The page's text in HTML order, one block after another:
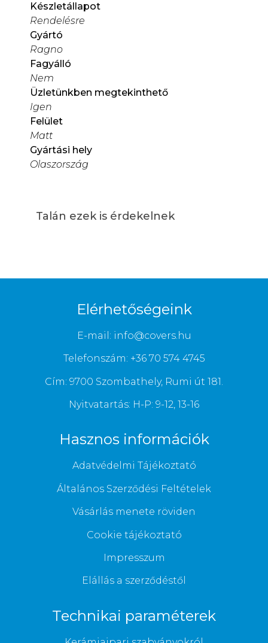
Készletállapot
Rendelésre
Gyártó
Ragno
Fagyálló
Nem
Üzletünkben megtekinthető
Igen
Felület
Matt
Gyártási hely
Olaszország
Talán ezek is érdekelnek
Elérhetőségeink
E-mail: info@covers.hu
Telefonszám: +36 70 574 4745
Cím: 9700 Szombathely, Rumi út 181.
Nyitvatartás: H-P: 9-12, 13-16
Hasznos információk
Adatvédelmi Tájékoztató
Általános Szerződési Feltételek
Vásárlás menete röviden
Cookie tájékoztató
Impresszum
Elállás a szerződéstől
Technikai paraméterek